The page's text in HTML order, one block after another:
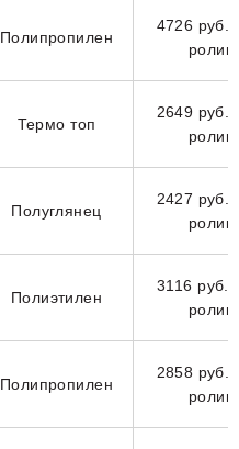
Полипропилен
4726 руб.
ролик
Термо топ
2649 руб.
ролик
Полуглянец
2427 руб.
ролик
Полиэтилен
3116 руб.
ролик
Полипропилен
2858 руб.
ролик